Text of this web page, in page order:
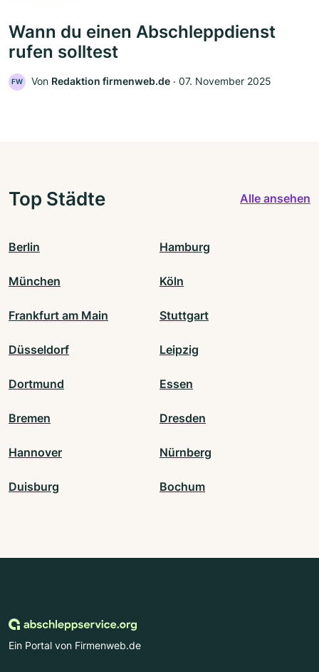
Wann du einen Abschleppdienst
rufen solltest
FW Von Redaktion firmenweb.de ‧ 07. November 2025
Top Städte Alle ansehen
Berlin Hamburg
München Köln
Frankfurt am Main Stuttgart
Düsseldorf Leipzig
Dortmund Essen
Bremen Dresden
Hannover Nürnberg
Duisburg Bochum
Ein Portal von Firmenweb.de